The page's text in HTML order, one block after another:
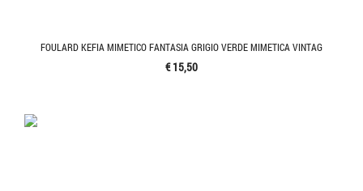
FOULARD KEFIA MIMETICO FANTASIA GRIGIO VERDE MIMETICA VINTAG
€ 15,50